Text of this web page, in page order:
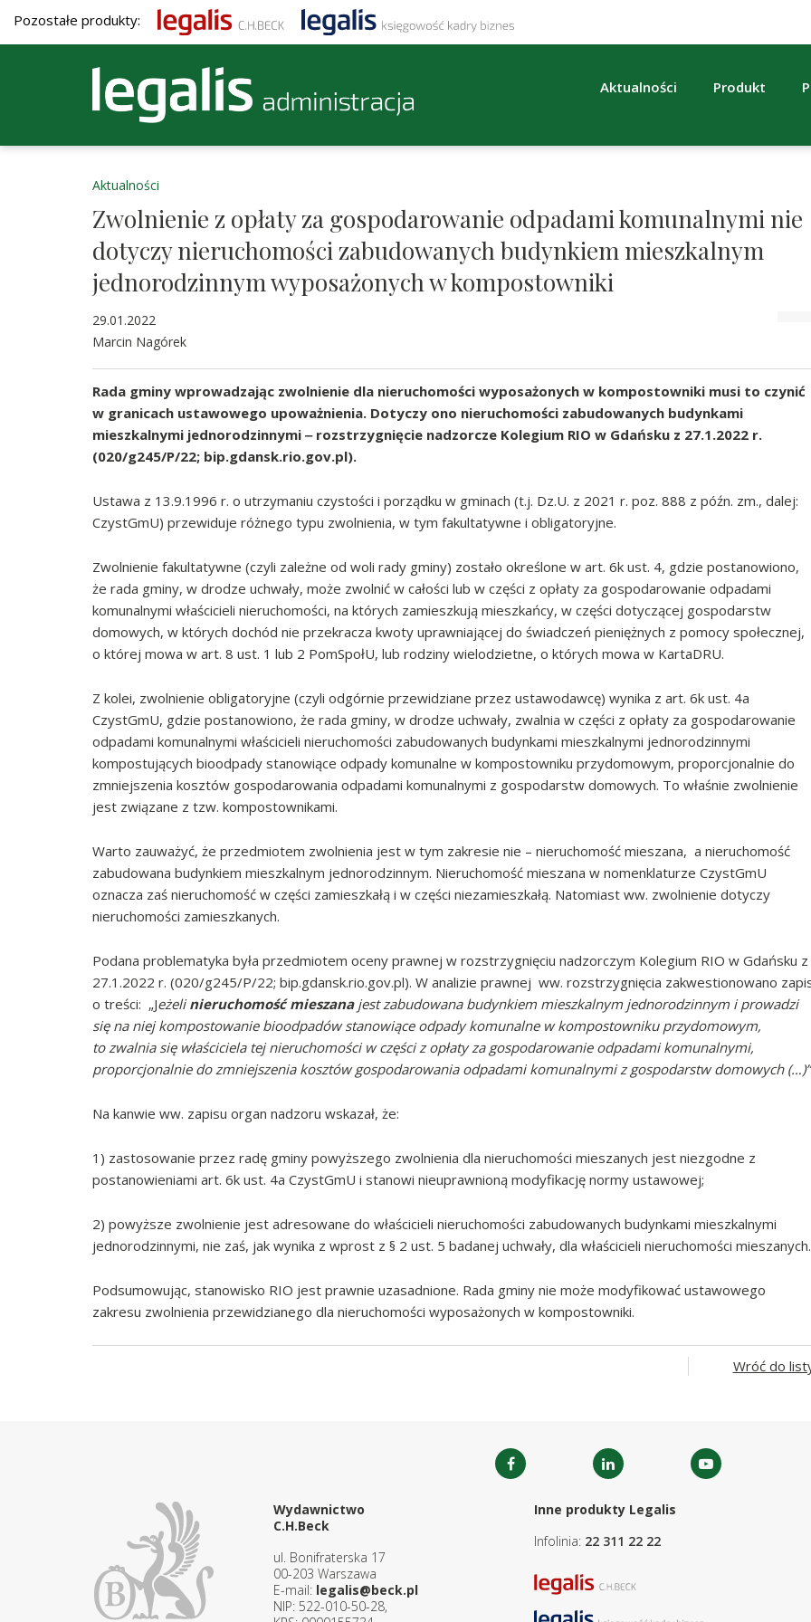
Pozostałe produkty:
Aktualności Produkt
Aktualności
Zwolnienie z opłaty za gospodarowanie odpadami komunalnymi nie
dotyczy nieruchomości zabudowanych budynkiem mieszkalnym
jednorodzinnym wyposażonych w kompostowniki
29.01.2022
Marcin Nagórek
Rada gminy wprowadzając zwolnienie dla nieruchomości wyposażonych w kompostowniki musi to czynić
w granicach ustawowego upoważnienia. Dotyczy ono nieruchomości zabudowanych budynkami
mieszkalnymi jednorodzinnymi ‒ rozstrzygnięcie nadzorcze Kolegium RIO w Gdańsku z 27.1.2022 r.
(020/g245/P/22; bip.gdansk.rio.gov.pl).
Ustawa z 13.9.1996 r. o utrzymaniu czystości i porządku w gminach (t.j. Dz.U. z 2021 r. poz. 888 z późn. zm., dalej:
CzystGmU) przewiduje różnego typu zwolnienia, w tym fakultatywne i obligatoryjne.
Zwolnienie fakultatywne (czyli zależne od woli rady gminy) zostało określone w art. 6k ust. 4, gdzie postanowiono,
że rada gminy, w drodze uchwały, może zwolnić w całości lub w części z opłaty za gospodarowanie odpadami
komunalnymi właścicieli nieruchomości, na których zamieszkują mieszkańcy, w części dotyczącej gospodarstw
domowych, w których dochód nie przekracza kwoty uprawniającej do świadczeń pieniężnych z pomocy społecznej,
o której mowa w art. 8 ust. 1 lub 2 PomSpołU, lub rodziny wielodzietne, o których mowa w KartaDRU.
Z kolei, zwolnienie obligatoryjne (czyli odgórnie przewidziane przez ustawodawcę) wynika z art. 6k ust. 4a
CzystGmU, gdzie postanowiono, że rada gminy, w drodze uchwały, zwalnia w części z opłaty za gospodarowanie
odpadami komunalnymi właścicieli nieruchomości zabudowanych budynkami mieszkalnymi jednorodzinnymi
kompostujących bioodpady stanowiące odpady komunalne w kompostowniku przydomowym, proporcjonalnie do
zmniejszenia kosztów gospodarowania odpadami komunalnymi z gospodarstw domowych. To właśnie zwolnienie
jest związane z tzw. kompostownikami.
Warto zauważyć, że przedmiotem zwolnienia jest w tym zakresie nie – nieruchomość mieszana, a nieruchomość
zabudowana budynkiem mieszkalnym jednorodzinnym. Nieruchomość mieszana w nomenklaturze CzystGmU
oznacza zaś nieruchomość w części zamieszkałą i w części niezamieszkałą. Natomiast ww. zwolnienie dotyczy
nieruchomości zamieszkanych.
Podana problematyka była przedmiotem oceny prawnej w rozstrzygnięciu nadzorczym Kolegium RIO w Gdańsku z
27.1.2022 r. (020/g245/P/22; bip.gdansk.rio.gov.pl). W analizie prawnej ww. rozstrzygnięcia zakwestionowano
o treści: „Jeżelinieruchomość mieszanajest zabudowana budynkiem mieszkalnym jednorodzinnym i prowadzi
się na niej kompostowanie bioodpadów stanowiące odpady komunalne w kompostowniku przydomowym,
tozwalnia się właściciela tej nieruchomości w części z opłaty za gospodarowanie odpadami komunalnymi,
proporcjonalnie do zmniejszenia kosztów gospodarowania odpadami komunalnymi z gospodarstw domowych
Na kanwie ww. zapisu organ nadzoru wskazał, że:
1) zastosowanie przez radę gminy powyższego zwolnienia dla nieruchomości mieszanych jest niezgodne z
postanowieniami art. 6k ust. 4a CzystGmU i stanowi nieuprawnioną modyfikację normy ustawowej;
2) powyższe zwolnienie jest adresowane do właścicieli nieruchomości zabudowanych budynkami mieszkalnymi
jednorodzinnymi, nie zaś, jak wynika z wprost z § 2 ust. 5 badanej uchwały, dla właścicieli nieruchomości mieszanych.
Podsumowując, stanowisko RIO jest prawnie uzasadnione. Rada gminy nie może modyfikować ustawowego
zakresu zwolnienia przewidzianego dla nieruchomości wyposażonych w kompostowniki.
Wróć do
Wydawnictwo
C.H.Beck
ul. Bonifraterska 17
00-203 Warszawa
E-mail: legalis@beck.pl
NIP: 522-010-50-28,
Inne produkty Legalis
Infolinia: 22 311 22 22